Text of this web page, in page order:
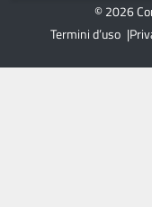
© 2026
Termini d’uso